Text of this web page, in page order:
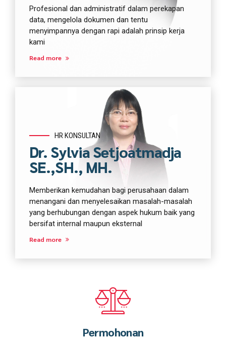
Profesional dan administratif dalam perekapan
data, mengelola dokumen dan tentu
menyimpannya dengan rapi adalah prinsip kerja
kami
Read more
HR KONSULTAN
Dr. Sylvia Setjoatmadja
SE.,SH., MH.
Memberikan kemudahan bagi perusahaan dalam
menangani dan menyelesaikan masalah-masalah
yang berhubungan dengan aspek hukum baik yang
bersifat internal maupun eksternal
Read more
Permohonan